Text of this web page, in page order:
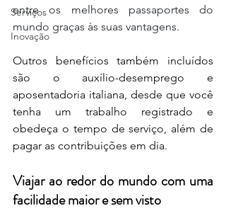
Serviços
Inovação
entre os melhores passaportes do
mundo graças às suas vantagens.
Outros benefícios também incluídos
são o auxílio-desemprego e
aposentadoria italiana, desde que você
tenha um trabalho registrado e
obedeça o tempo de serviço, além de
pagar as contribuições em dia.
Viajar ao redor do mundo com uma
facilidade maior e sem visto